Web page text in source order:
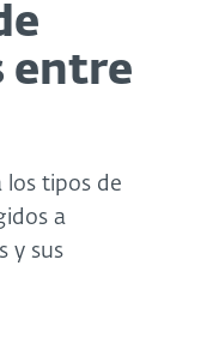
entre
los tipos de
a
y sus